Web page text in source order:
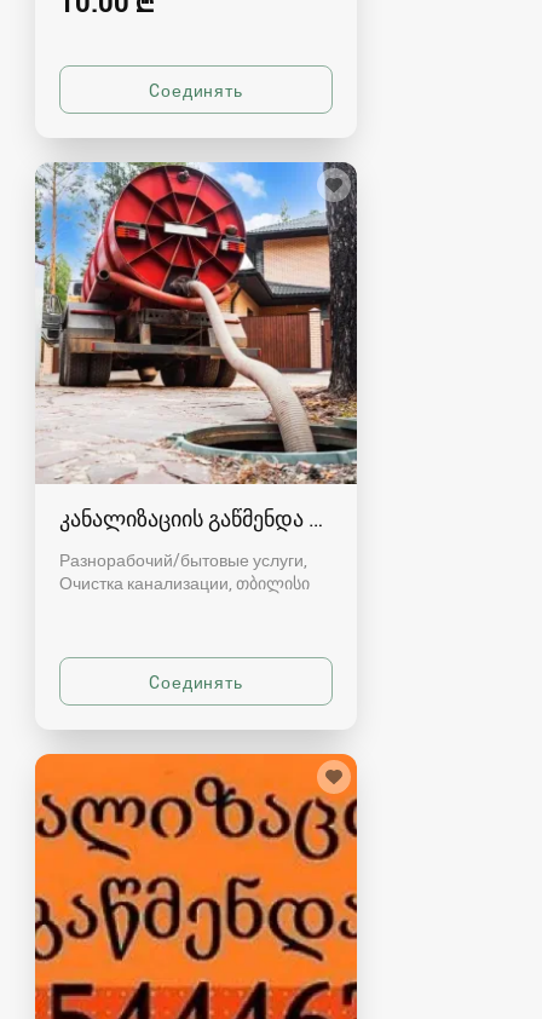
კანალიზაციის გაწმენდა თბილისი 557554000
Разнорабочий/бытовые услуги,
Очистка канализации თბილისი